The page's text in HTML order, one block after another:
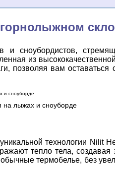
и сноубордистов,
из
позволяя вам оставаться
на лыжах и сноуборде
технологии Nilit
тепло тела, создавая
термобелье, без